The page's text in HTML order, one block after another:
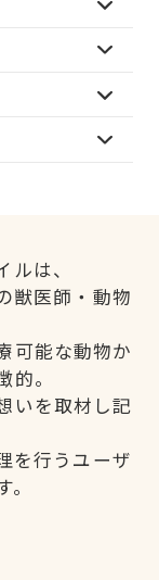
は、
獣医師・動物
可能な動物か
。
いを取材し記
を行うユーザ